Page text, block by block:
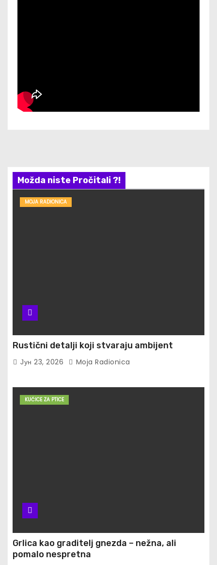
Možda niste Pročitali ?!
MOJA RADIONICA
Rustični detalji koji stvaraju ambijent
Јун 23, 2026 Moja Radionica
KUĆICE ZA PTICE
Grlica kao graditelj gnezda – nežna, ali
pomalo nespretna